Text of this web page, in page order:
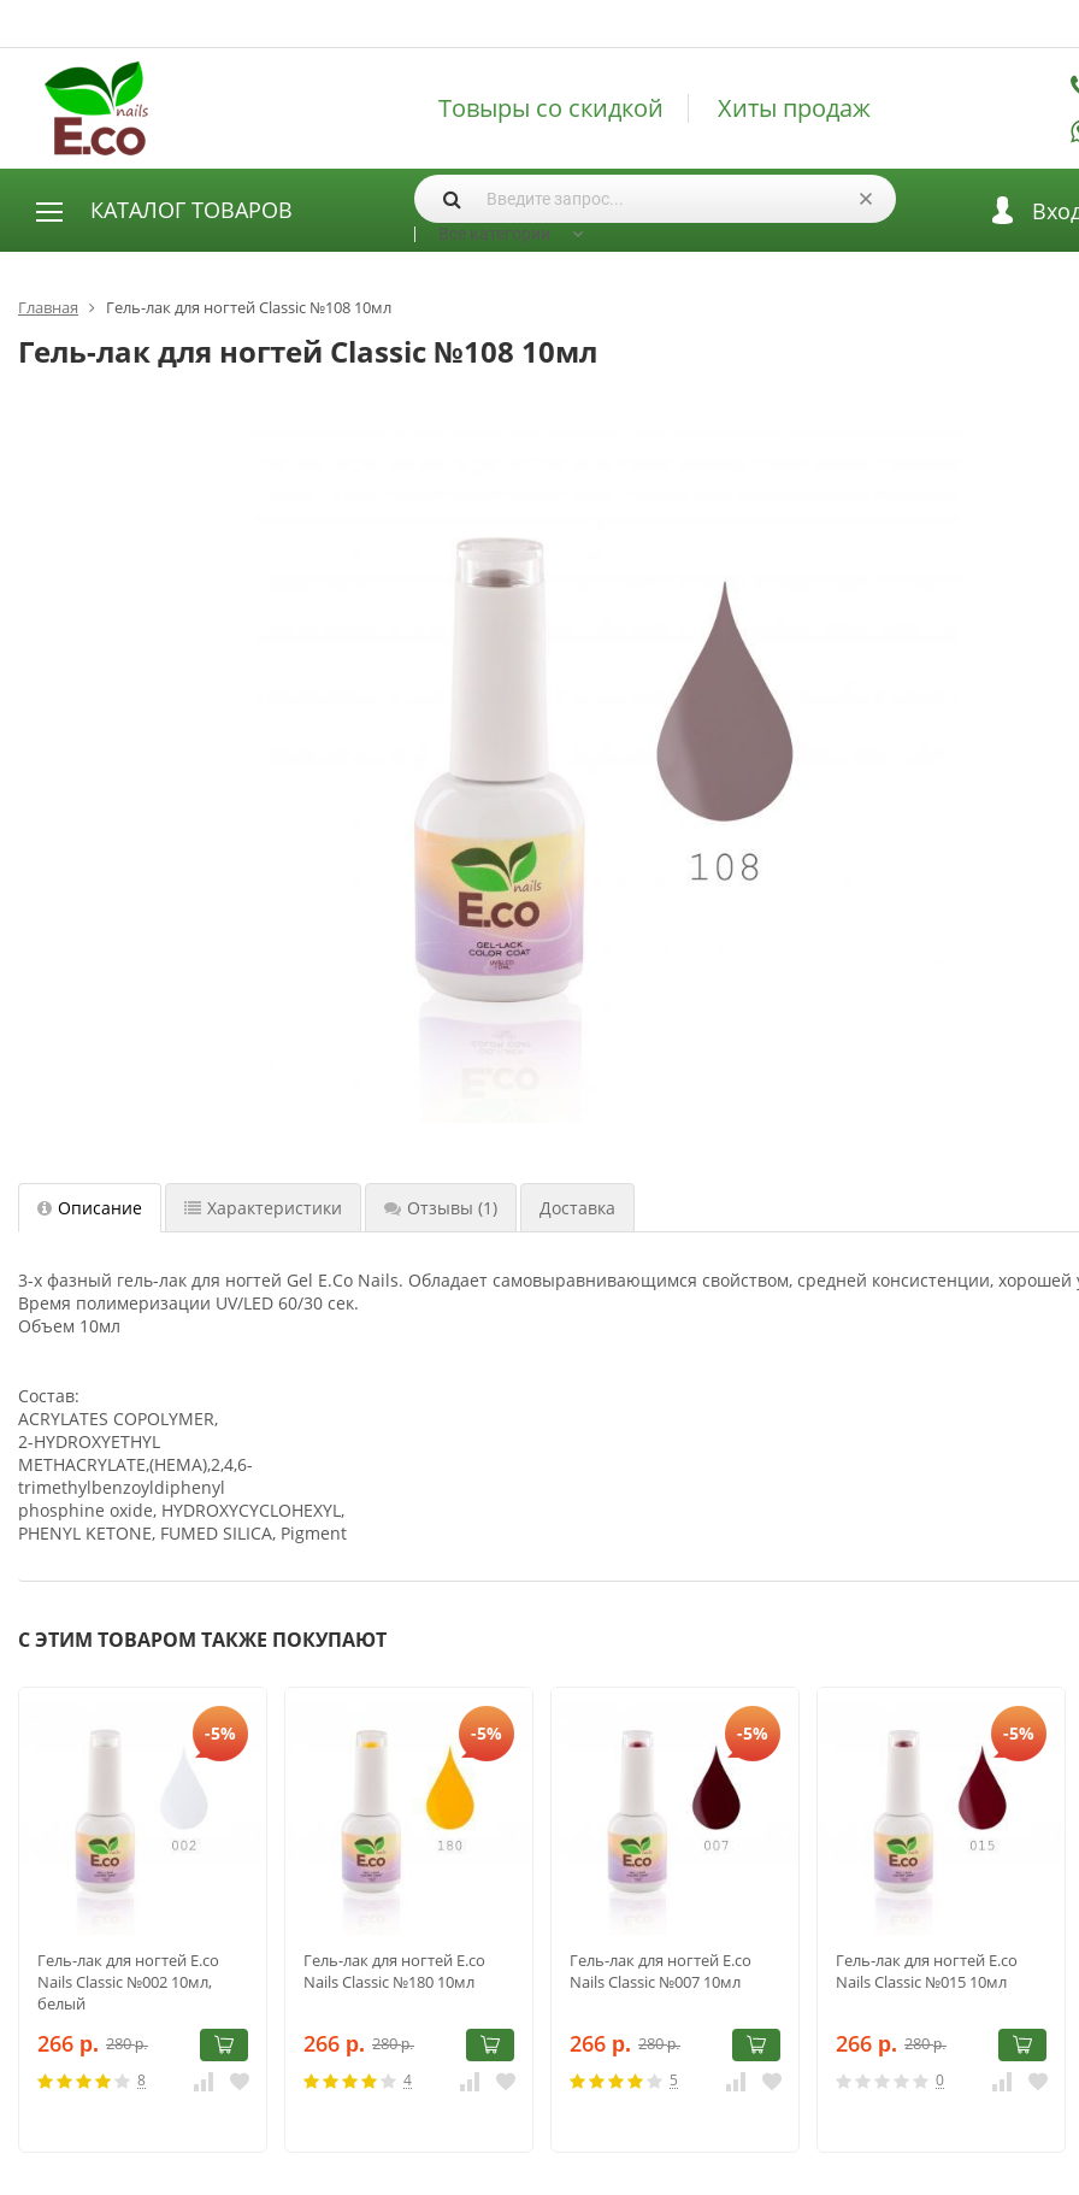
Товыры со скидкой Хиты продаж
КАТАЛОГ ТОВАРОВ
АКСЕССУАРЫ И РАСХОДНЫЕ МАТЕРИАЛЫ
Кисти
Все категории
Главная Гель-лак для ногтей Classic №108 10мл
Гель-лак для ногтей Classic №108 10мл
Описание Характеристики Отзывы (1) Доставка
3-х фазный гель-лак для ногтей Gel E.Co Nails. Обладает самовыравнивающимся свойством, средней консистенции, хорошей
Время полимеризации UV/LED 60/30 сек.
Объем 10мл
Состав:
ACRYLATES COPOLYMER,
2-HYDROXYETHYL
METHACRYLATE,(HEMA),2,4,6-
trimethylbenzoyldiphenyl
phosphine oxide, HYDROXYCYCLOHEXYL,
PHENYL KETONE, FUMED SILICA, Pigment
С ЭТИМ ТОВАРОМ ТАКЖЕ ПОКУПАЮТ
-5%
Гель-лак для ногтей E.co
Nails Classic №002 10мл,
белый
266 р. 280р.
8
-5%
Гель-лак для ногтей E.co
Nails Classic №180 10мл
266 р. 280р.
4
-5%
Гель-лак для ногтей E.co
Nails Classic №007 10мл
266 р. 280р.
5
-5%
Гель-лак для ногтей E.co
Nails Classic №015 10мл
266 р. 280р.
0